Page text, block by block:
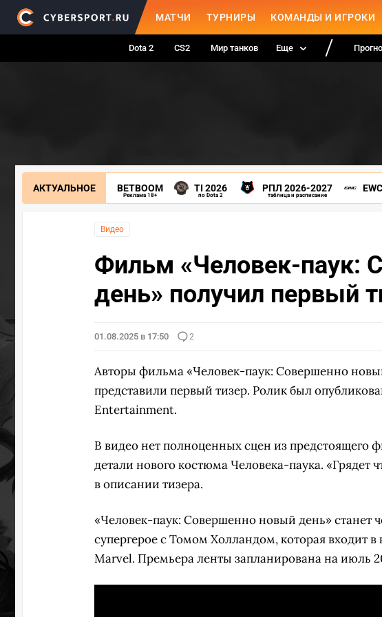
МАТЧИ ТУРНИРЫ КОМАНДЫ И ИГРОКИ
Dota 2 CS2 Мир танков Еще
АКТУАЛЬНОЕ BETBOOM
Реклама 18+
TI 2026
по Dota 2
РПЛ 2026-2027
таблица и расписание
Видео
Фильм «Человек-паук:
день» получил первый
01.08.2025 в 17:50 2
Авторы фильма «Человек-паук: Совершенно
представили первый тизер. Ролик был
Entertainment.
В видео нет полноценных сцен из предстоящего
детали нового костюма Человека-паука. «Грядет
в описании тизера.
«Человек-паук: Совершенно новый день» станет
супергерое с Томом Холландом, которая входит
Marvel. Премьера ленты запланирована на июль